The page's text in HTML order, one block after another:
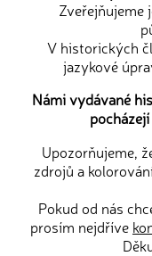
Zveřejňujeme
V historických
jazykové
Námi vydávané
Upozorňujeme,
zdrojů a
Pokud od nás
prosím nejdříve